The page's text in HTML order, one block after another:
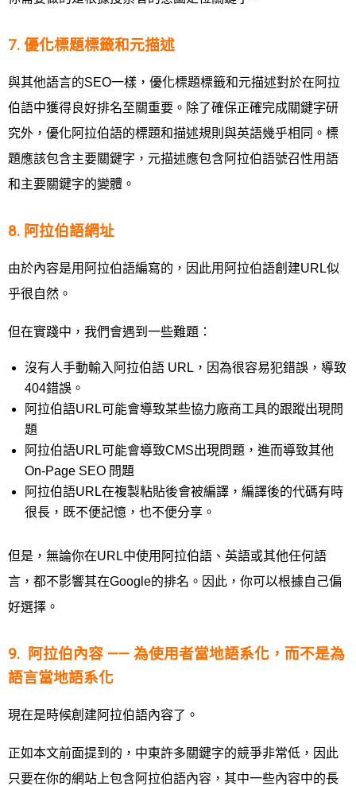
7. 優化標題標籤和元描述
與其他語言的SEO一樣，優化標題標籤和元描述對於在阿拉
伯語中獲得良好排名至關重要。除了確保正確完成關鍵字研
究外，優化阿拉伯語的標題和描述規則與英語幾乎相同。標
題應該包含主要關鍵字，元描述應包含阿拉伯語號召性用語
和主要關鍵字的變體。
8. 阿拉伯語網址
由於內容是用阿拉伯語編寫的，因此用阿拉伯語創建URL似
乎很自然。
但在實踐中，我們會遇到一些難題：
沒有人手動輸入阿拉伯語 URL，因為很容易犯錯誤，導致
404錯誤。
阿拉伯語URL可能會導致某些協力廠商工具的跟蹤出現問
題
阿拉伯語URL可能會導致CMS出現問題，進而導致其他
On-Page SEO 問題
阿拉伯語URL在複製粘貼後會被編譯，編譯後的代碼有時
很長，既不便記憶，也不便分享。
但是，無論你在URL中使用阿拉伯語、英語或其他任何語
言，都不影響其在Google的排名。因此，你可以根據自己偏
好選擇。
9. 阿拉伯內容 —— 為使用者當地語系化，而不是為
語言當地語系化
現在是時候創建阿拉伯語內容了。
正如本文前面提到的，中東許多關鍵字的競爭非常低，因此
只要在你的網站上包含阿拉伯語內容，其中一些內容中的長